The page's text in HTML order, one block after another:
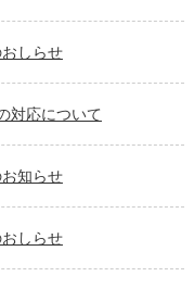
しらせ
対応について
知らせ
しらせ